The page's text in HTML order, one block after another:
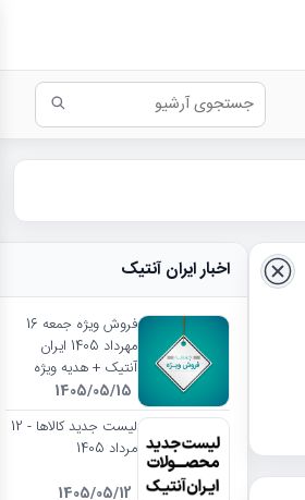
اخبار ایران آنتیک
فروش ویژه جمعه 16
مهرداد 1405 ایران
آنتیک + هدیه ویژه
1405/05/15
لیست جدید کالاها - 12
مرداد 1405
1405/05/12